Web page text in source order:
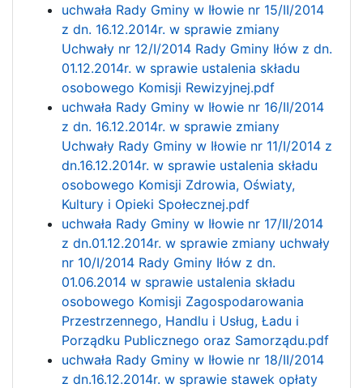
uchwała Rady Gminy w Iłowie nr 15/II/2014
z dn. 16.12.2014r. w sprawie zmiany
Uchwały nr 12/I/2014 Rady Gminy Iłów z dn.
01.12.2014r. w sprawie ustalenia składu
osobowego Komisji Rewizyjnej.pdf
uchwała Rady Gminy w Iłowie nr 16/II/2014
z dn. 16.12.2014r. w sprawie zmiany
Uchwały Rady Gminy w Iłowie nr 11/I/2014 z
dn.16.12.2014r. w sprawie ustalenia składu
osobowego Komisji Zdrowia, Oświaty,
Kultury i Opieki Społecznej.pdf
uchwała Rady Gminy w Iłowie nr 17/II/2014
z dn.01.12.2014r. w sprawie zmiany uchwały
nr 10/I/2014 Rady Gminy Iłów z dn.
01.06.2014 w sprawie ustalenia składu
osobowego Komisji Zagospodarowania
Przestrzennego, Handlu i Usług, Ładu i
Porządku Publicznego oraz Samorządu.pdf
uchwała Rady Gminy w Iłowie nr 18/II/2014
z dn.16.12.2014r. w sprawie stawek opłaty